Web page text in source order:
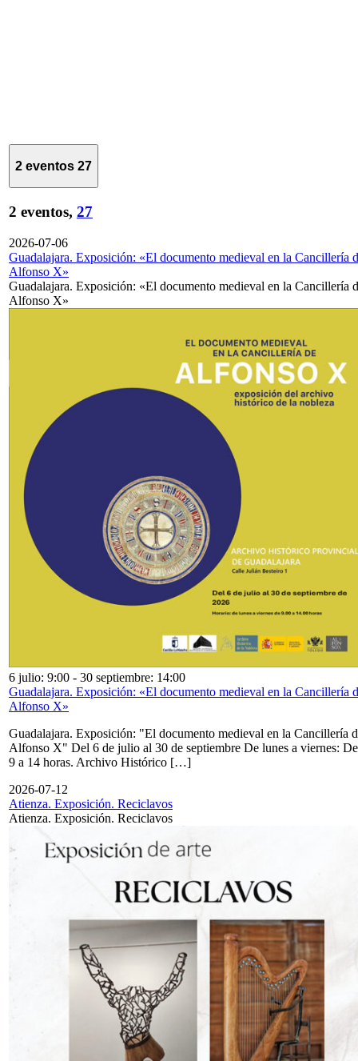
2 eventos 27
2 eventos, 27
2026-07-06
Guadalajara. Exposición: «El documento medieval en la Cancillería
Alfonso X»
Guadalajara. Exposición: «El documento medieval en la Cancillería
Alfonso X»
6 julio: 9:00 - 30 septiembre: 14:00
Guadalajara. Exposición: «El documento medieval en la Cancillería
Alfonso X»
Guadalajara. Exposición: "El documento medieval en la Cancillería
Alfonso X" Del 6 de julio al 30 de septiembre De lunes a viernes: De
9 a 14 horas. Archivo Histórico […]
2026-07-12
Atienza. Exposición. Reciclavos
Atienza. Exposición. Reciclavos